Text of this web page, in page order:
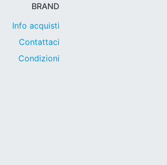
BRAND
Info acquisti
Contattaci
Condizioni